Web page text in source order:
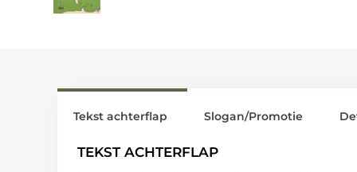
Tekst achterflap
TEKST ACHTERFLAP
Slogan/Promotie